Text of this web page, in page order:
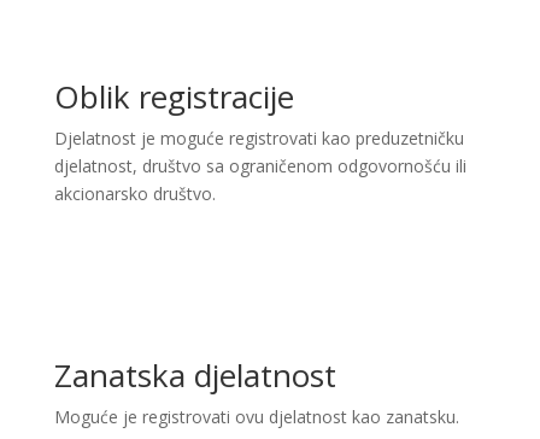
Oblik registracije
Djelatnost je moguće registrovati kao preduzetničku
djelatnost, društvo sa ograničenom odgovornošću ili
akcionarsko društvo.
Zanatska djelatnost
Moguće je registrovati ovu djelatnost kao zanatsku.